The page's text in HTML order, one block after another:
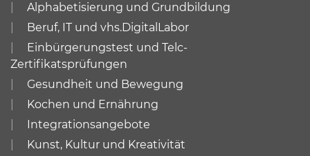
Alphabetisierung und Grundbildung
Beruf, IT und vhs.DigitalLabor
Einbürgerungstest und Telc-
Zertifikatsprüfungen
Gesundheit und Bewegung
Kochen und Ernährung
Integrationsangebote
Kunst, Kultur und Kreativität